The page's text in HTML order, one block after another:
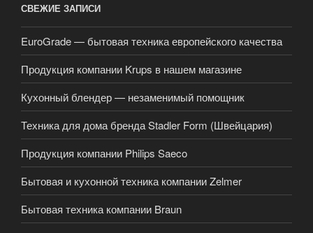
СВЕЖИЕ ЗАПИСИ
EuroGrade — бытовая техника европейского качества
Продукция компании Krups в нашем магазине
Кухонный блендер — незаменимый помощник
Техника для дома бренда Stadler Form (Швейцария)
Продукция компании Philips Saeco
Бытовая и кухонной техника компании Zelmer
Бытовая техника компании Braun